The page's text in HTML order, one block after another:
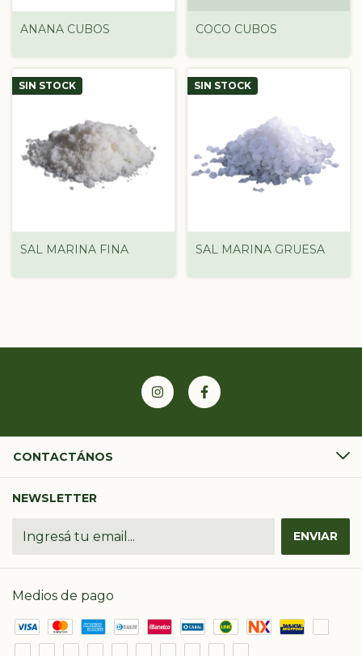
ANANA CUBOS COCO CUBOS
SIN STOCK
SAL MARINA FINA
SIN STOCK
SAL MARINA GRUESA
CONTACTÁNOS
NEWSLETTER
Medios de pago